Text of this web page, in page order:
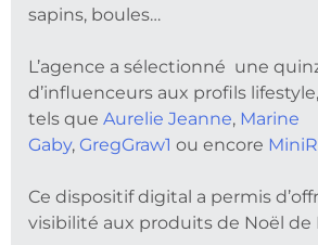
sapins, boules…
L’agence a sélectionné une
d’influenceurs aux profils
tels que Aurelie Jeanne, Marine
Gaby, GregGraw1 ou encore
Ce dispositif digital a permis
visibilité aux produits de Noël de